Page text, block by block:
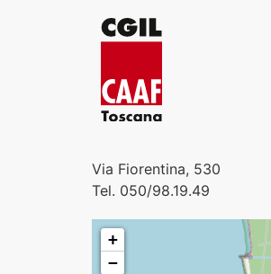
Via Fiorentina, 530
Tel. 050/98.19.49
+
−